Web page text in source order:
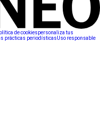
de cookiespersonaliza tus
prácticas periodísticasUso responsable